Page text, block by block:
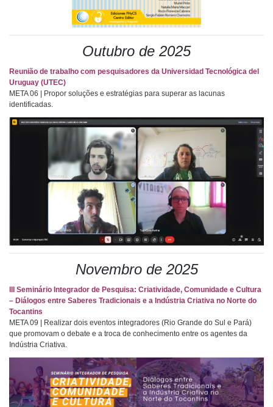
Outubro de 2025
Reunião de trabalho com pesquisadores da Universidad Tecnológica del
Uruguay (UTEC)
META 06 | Propor soluções e estratégias para superar as lacunas
identificadas.
Novembro de 2025
III Seminário Integrador de Pesquisa: Criatividade, Comunidade e Cultura
– Diálogos entre Saberes Tradicionais e a Indústria Criativa no Norte do
Tocantins
META 09 | Realizar dois eventos integradores (Rio Grande do Sul e Pará)
que promovam o debate e a troca de conhecimento entre os agentes da
Indústria Criativa.